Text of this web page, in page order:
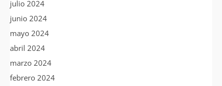
julio 2024
junio 2024
mayo 2024
abril 2024
marzo 2024
febrero 2024